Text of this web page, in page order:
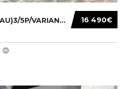
16 490€
VOLKSWAGEN GOLF VII(AU)3/5P/VARIANT(12-16 20...